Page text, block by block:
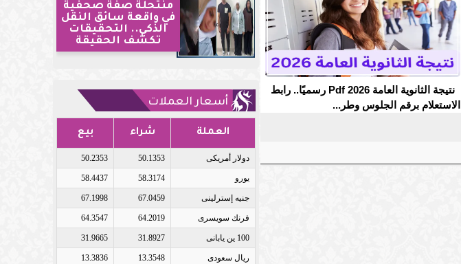
نتيجة الثانوية العامة 2026 Pdf رسميًا.. رابط
الاستعلام برقم الجلوس وطر...
منتحلة صفة صحفية
في واقعة سائق النقل
الذكي.. التحقيقات
تكشف الحقيقة
أسعار العملات
العملة شراء بيع
دولار أمريكى 50.1353
50.2353
يورو 58.3174
58.4437
جنيه إسترلينى 67.0459
67.1998
فرنك سويسرى 64.2019
64.3547
100 ين يابانى 31.8927
31.9665
ريال سعودى 13.3548
13.3836